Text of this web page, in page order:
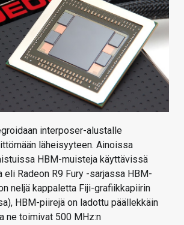
interposer-alustalle
läheisyyteen. Ainoissa
HBM-muisteja käyttävissä
eli Radeon R9 Fury -sarjassa HBM-
neljä kappaletta Fiji-grafiikkapiirin
HBM-piirejä on ladottu päällekkäin
ne toimivat 500 MHz:n